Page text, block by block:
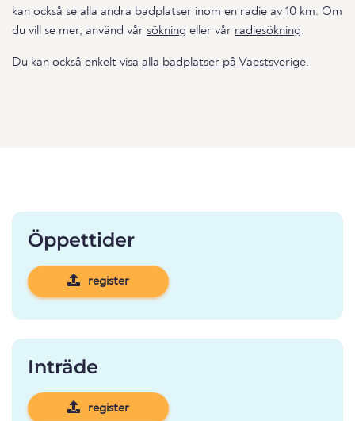
kan också se alla andra badplatser inom en radie av 10 km. Om
du vill se mer, använd vår sökning eller vår radiesökning.
Du kan också enkelt visa alla badplatser på Vaestsverige.
Öppettider
register
Inträde
register